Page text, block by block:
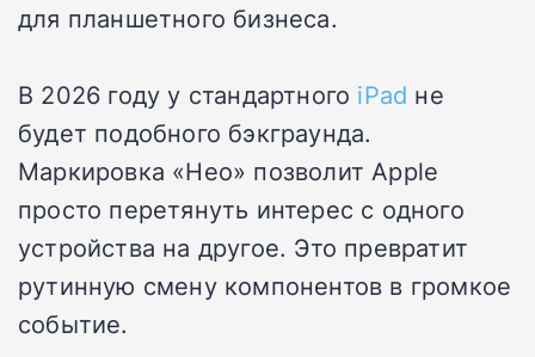
для планшетного бизнеса.
В 2026 году у стандартного iPad не
будет подобного бэкграунда.
Маркировка «Нео» позволит Apple
просто перетянуть интерес с одного
устройства на другое. Это превратит
рутинную смену компонентов в громкое
событие.